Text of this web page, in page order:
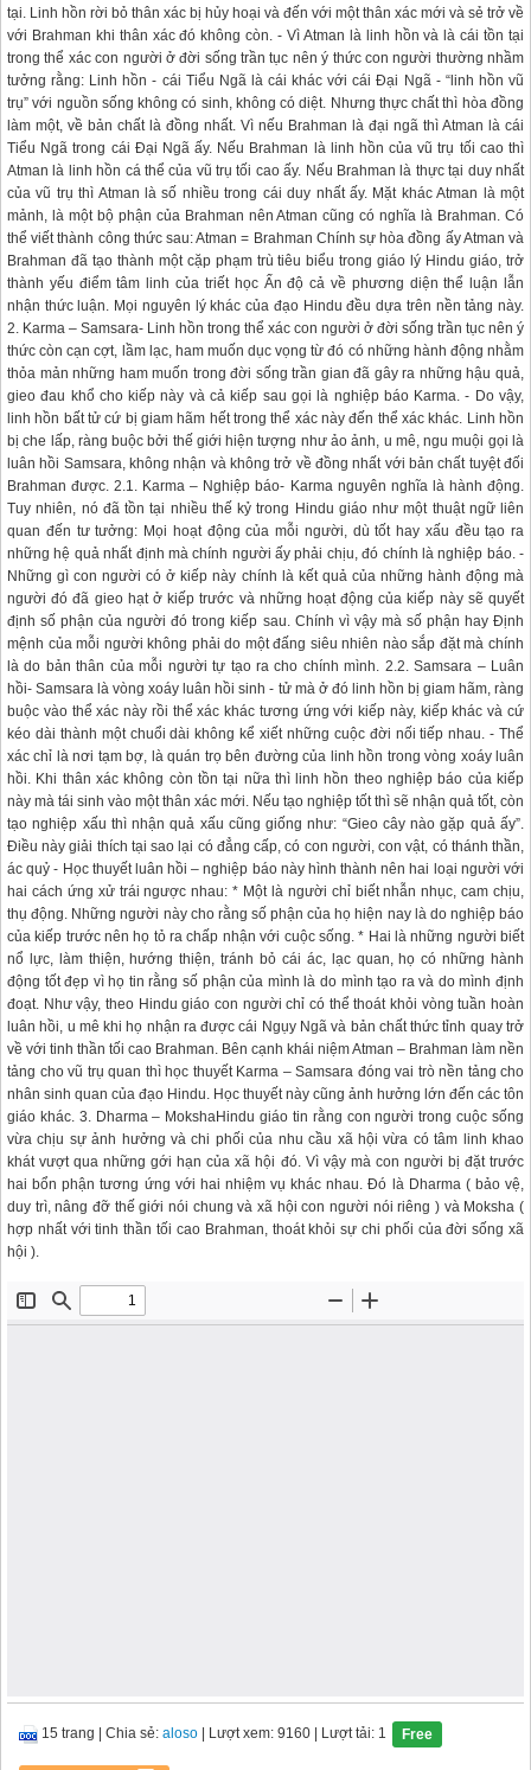
tại. Linh hồn rời bỏ thân xác bị hủy hoại và đến với một thân xác mới và sẻ trở về
với Brahman khi thân xác đó không còn. - Vì Atman là linh hồn và là cái tồn tại
trong thể xác con người ở đời sống trần tục nên ý thức con người thường nhầm
tưởng rằng: Linh hồn - cái Tiểu Ngã là cái khác với cái Đại Ngã - “linh hồn vũ
trụ” với nguồn sống không có sinh, không có diệt. Nhưng thực chất thì hòa đồng
làm một, về bản chất là đồng nhất. Vì nếu Brahman là đại ngã thì Atman là cái
Tiểu Ngã trong cái Đại Ngã ấy. Nếu Brahman là linh hồn của vũ trụ tối cao thì
Atman là linh hồn cá thể của vũ trụ tối cao ấy. Nếu Brahman là thực tại duy nhất
của vũ trụ thì Atman là số nhiều trong cái duy nhất ấy. Mặt khác Atman là một
mảnh, là một bộ phận của Brahman nên Atman cũng có nghĩa là Brahman. Có
thể viết thành công thức sau: Atman = Brahman Chính sự hòa đồng ấy Atman và
Brahman đã tạo thành một cặp phạm trù tiêu biểu trong giáo lý Hindu giáo, trở
thành yếu điểm tâm linh của triết học Ấn độ cả về phương diện thể luận lẫn
nhận thức luận. Mọi nguyên lý khác của đạo Hindu đều dựa trên nền tảng này.
2. Karma – Samsara- Linh hồn trong thể xác con người ở đời sống trần tục nên ý
thức còn cạn cợt, lầm lạc, ham muốn dục vọng từ đó có những hành động nhằm
thỏa mản những ham muốn trong đời sống trần gian đã gây ra những hậu quả,
gieo đau khổ cho kiếp này và cả kiếp sau gọi là nghiệp báo Karma. - Do vậy,
linh hồn bất tử cứ bị giam hãm hết trong thể xác này đến thể xác khác. Linh hồn
bị che lấp, ràng buộc bởi thế giới hiện tượng như ảo ảnh, u mê, ngu muội gọi là
luân hồi Samsara, không nhận và không trở về đồng nhất với bản chất tuyệt đối
Brahman được. 2.1. Karma – Nghiệp báo- Karma nguyên nghĩa là hành động.
Tuy nhiên, nó đã tồn tại nhiều thế kỷ trong Hindu giáo như một thuật ngữ liên
quan đến tư tưởng: Mọi hoạt động của mỗi người, dù tốt hay xấu đều tạo ra
những hệ quả nhất định mà chính người ấy phải chịu, đó chính là nghiệp báo. -
Những gì con người có ở kiếp này chính là kết quả của những hành động mà
người đó đã gieo hạt ở kiếp trước và những hoạt động của kiếp này sẽ quyết
định số phận của người đó trong kiếp sau. Chính vì vậy mà số phận hay Định
mệnh của mỗi người không phải do một đấng siêu nhiên nào sắp đặt mà chính
là do bản thân của mỗi người tự tạo ra cho chính mình. 2.2. Samsara – Luân
hồi- Samsara là vòng xoáy luân hồi sinh - tử mà ở đó linh hồn bị giam hãm, ràng
buộc vào thể xác này rồi thể xác khác tương ứng với kiếp này, kiếp khác và cứ
kéo dài thành một chuổi dài không kể xiết những cuộc đời nối tiếp nhau. - Thể
xác chỉ là nơi tạm bợ, là quán trọ bên đường của linh hồn trong vòng xoáy luân
hồi. Khi thân xác không còn tồn tại nữa thì linh hồn theo nghiệp báo của kiếp
này mà tái sinh vào một thân xác mới. Nếu tạo nghiệp tốt thì sẽ nhận quả tốt, còn
tạo nghiệp xấu thì nhận quả xấu cũng giống như: “Gieo cây nào gặp quả ấy”.
Điều này giải thích tại sao lại có đẳng cấp, có con người, con vật, có thánh thần,
ác quỷ - Học thuyết luân hồi – nghiệp báo này hình thành nên hai loại người với
hai cách ứng xử trái ngược nhau: * Một là người chỉ biết nhẫn nhục, cam chịu,
thụ động. Những người này cho rằng số phận của họ hiện nay là do nghiệp báo
của kiếp trước nên họ tỏ ra chấp nhận với cuộc sống. * Hai là những người biết
nổ lực, làm thiện, hướng thiện, tránh bỏ cái ác, lạc quan, họ có những hành
động tốt đẹp vì họ tin rằng số phận của mình là do mình tạo ra và do mình định
đoạt. Như vậy, theo Hindu giáo con người chỉ có thể thoát khỏi vòng tuần hoàn
luân hồi, u mê khi họ nhận ra được cái Ngụy Ngã và bản chất thức tỉnh quay trở
về với tinh thần tối cao Brahman. Bên cạnh khái niệm Atman – Brahman làm nền
tảng cho vũ trụ quan thì học thuyết Karma – Samsara đóng vai trò nền tảng cho
nhân sinh quan của đạo Hindu. Học thuyết này cũng ảnh hưởng lớn đến các tôn
giáo khác. 3. Dharma – MokshaHindu giáo tin rằng con người trong cuộc sống
vừa chịu sự ảnh hưởng và chi phối của nhu cầu xã hội vừa có tâm linh khao
khát vượt qua những gới hạn của xã hội đó. Vì vậy mà con người bị đặt trước
hai bổn phận tương ứng với hai nhiệm vụ khác nhau. Đó là Dharma ( bảo vệ,
duy trì, nâng đỡ thế giới nói chung và xã hội con người nói riêng ) và Moksha (
hợp nhất với tinh thần tối cao Brahman, thoát khỏi sự chi phối của đời sống xã
hội ).
15 trang Chia sẻ: aloso | Lượt xem: 9160 | Lượt tải: 1 Free